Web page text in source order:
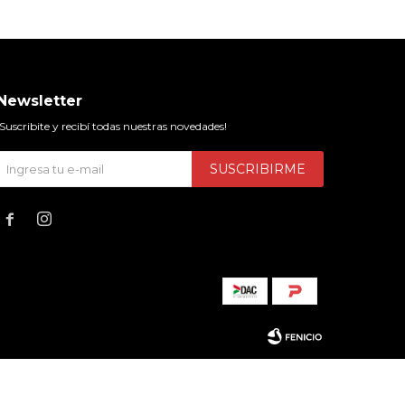
y recibí todas nuestras novedades!
SUSCRIBIRME
 